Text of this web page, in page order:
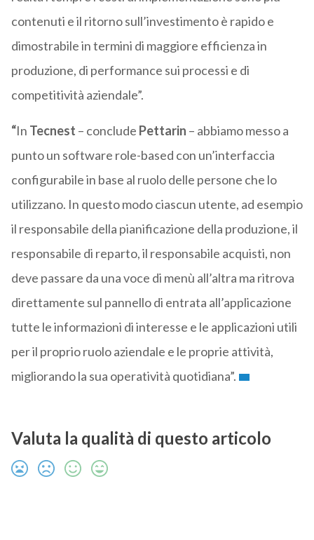
contenuti e il ritorno sull’investimento è rapido e
dimostrabile in termini di maggiore efficienza in
produzione, di performance sui processi e di
competitività aziendale”.
“In Tecnest – conclude Pettarin – abbiamo messo a
punto un software role-based con un’interfaccia
configurabile in base al ruolo delle persone che lo
utilizzano. In questo modo ciascun utente, ad esempio
il responsabile della pianificazione della produzione, il
responsabile di reparto, il responsabile acquisti, non
deve passare da una voce di menù all’altra ma ritrova
direttamente sul pannello di entrata all’applicazione
tutte le informazioni di interesse e le applicazioni utili
per il proprio ruolo aziendale e le proprie attività,
migliorando la sua operatività quotidiana”.
Valuta la qualità di questo articolo